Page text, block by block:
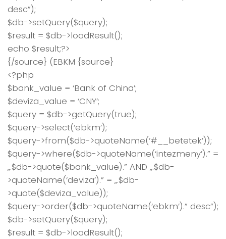
desc”);
$db->setQuery($query);
$result = $db->loadResult();
echo $result;?>
{/source} (EBKM {source}
<?php
$bank_value = ‘Bank of China’;
$deviza_value = ‘CNY’;
$query = $db->getQuery(true);
$query->select(‘ebkm’);
$query->from($db->quoteName(‘#__betetek’));
$query->where($db->quoteName(‘intezmeny’).” =
„.$db->quote($bank_value).” AND „.$db-
>quoteName(‘deviza’).” = „.$db-
>quote($deviza_value));
$query->order($db->quoteName(‘ebkm’).” desc”);
$db->setQuery($query);
$result = $db->loadResult();